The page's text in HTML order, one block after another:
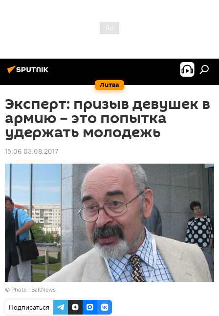
Литва
Эксперт: призыв девушек в
армию – это попытка
удержать молодежь
15:06 03.08.2017
© Photo : BaltNews
Подписаться